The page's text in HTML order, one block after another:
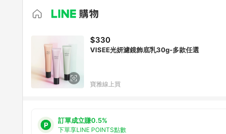
$330
VISEE光妍濾鏡飾底乳30g-多款任選
寶雅線上買
訂單成立賺0.5%
下單享LINE POINTS點數